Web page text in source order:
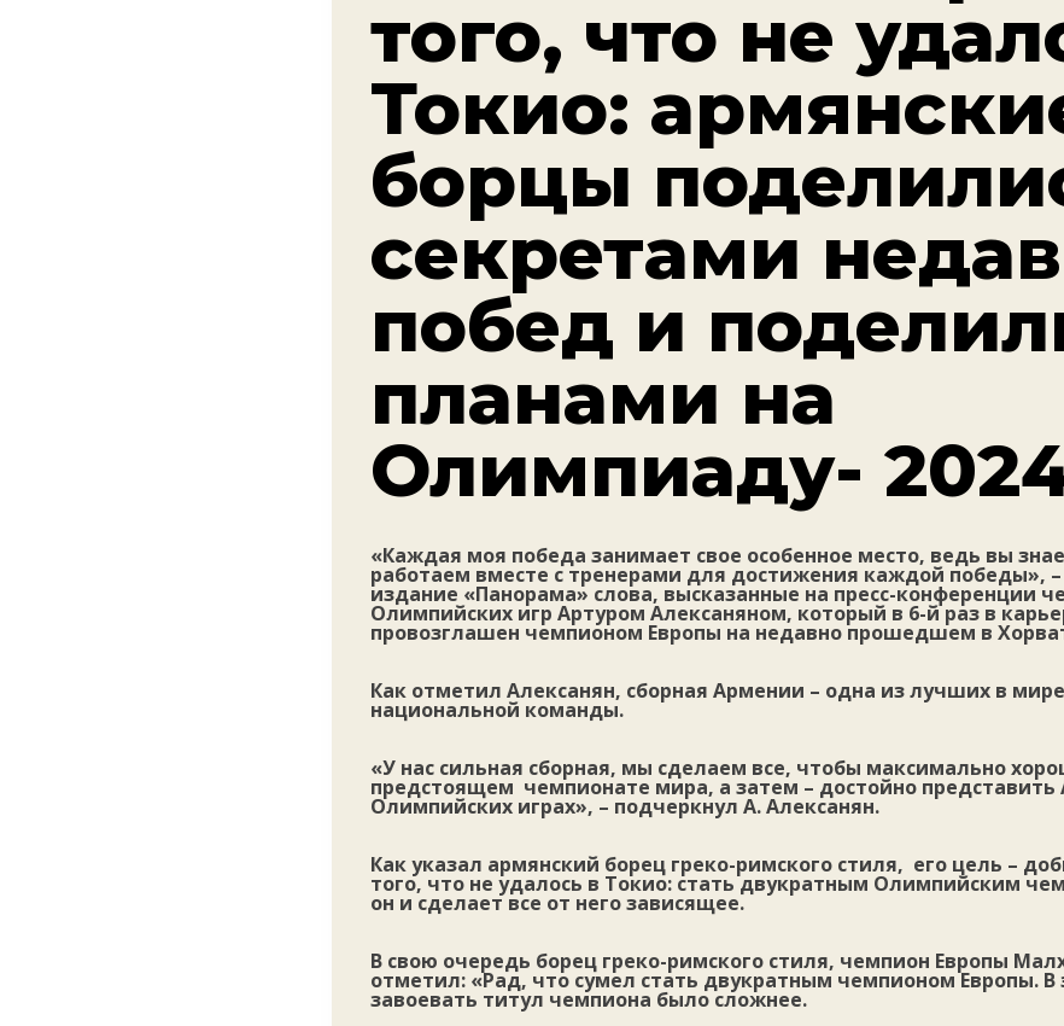
того, что не
Токио:
борцы
секретами
побед и
планами на
Олимпиаду-
«Каждая моя победа занимает свое особенное место, ведь вы
работаем вместе с тренерами для достижения каждой победы»,
издание «Панорама» слова, высказанные на пресс-конференции
Олимпийских игр Артуром Алексаняном, который в 6-й раз в
провозглашен чемпионом Европы на недавно прошедшем в
Как отметил Алексанян, сборная Армении – одна из лучших в
национальной команды.
«У нас сильная сборная, мы сделаем все, чтобы максимально
предстоящем чемпионате мира, а затем – достойно
Олимпийских играх», – подчеркнул А. Алексанян.
Как указал армянский борец греко-римского стиля, его цель –
того, что не удалось в Токио: стать двукратным Олимпийским
он и сделает все от него зависящее.
В свою очередь борец греко-римского стиля, чемпион Европы
отметил: «Рад, что сумел стать двукратным чемпионом Европы. В
завоевать титул чемпиона было сложнее.